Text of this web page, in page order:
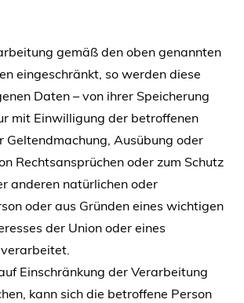
gemäß den oben genannten
eingeschränkt, so werden diese
Daten – von ihrer Speicherung
mit Einwilligung der betroffenen
Geltendmachung, Ausübung oder
Rechtsansprüchen oder zum Schutz
anderen natürlichen oder
oder aus Gründen eines wichtigen
der Union oder eines
Einschränkung der Verarbeitung
kann sich die betroffene Person